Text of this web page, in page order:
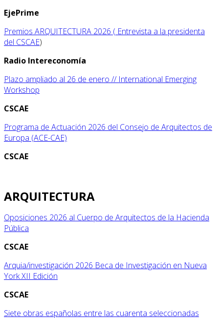
EjePrime
Premios ARQUITECTURA 2026 ( Entrevista a la presidenta
del CSCAE)
Radio Intereconomía
Plazo ampliado al 26 de enero // International Emerging
Workshop
CSCAE
Programa de Actuación 2026 del Consejo de Arquitectos de
Europa (ACE-CAE)
CSCAE
ARQUITECTURA
Oposiciones 2026 al Cuerpo de Arquitectos de la Hacienda
Pública
CSCAE
Arquia/investigación 2026 Beca de Investigación en Nueva
York XII Edición
CSCAE
Siete obras españolas entre las cuarenta seleccionadas